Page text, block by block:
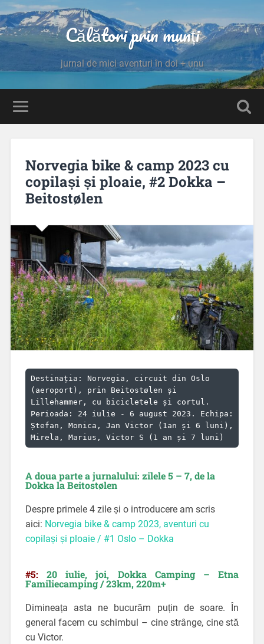
Călători prin munți
jurnal de mici aventuri în doi + unu
Norvegia bike & camp 2023 cu
copilași și ploaie, #2 Dokka –
Beitostølen
Destinația: Norvegia, circuit din Oslo
(aeroport), prin Beitostølen și
Lillehammer, cu bicicletele și cortul.
Perioada: 24 iulie - 6 august 2023. Echipa:
Ștefan, Monica, Jan Victor (1an și 6 luni),
A doua parte a jurnalului: zilele 5 – 7, de la
Dokka la Beitostølen
Despre primele 4 zile și o introducere am scris
aici: Norvegia bike & camp 2023, aventuri cu
copilași și ploaie / #1 Oslo – Dokka
#5: 20 iulie, joi, Dokka Camping –Etna
Familiecamping / 23km, 220m+
Dimineața asta ne bucurăm puțin de soare. În
general facem cu schimbul – cine strânge, cine stă
cu Victor.